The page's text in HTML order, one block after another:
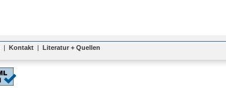
| Kontakt | Literatur + Quellen